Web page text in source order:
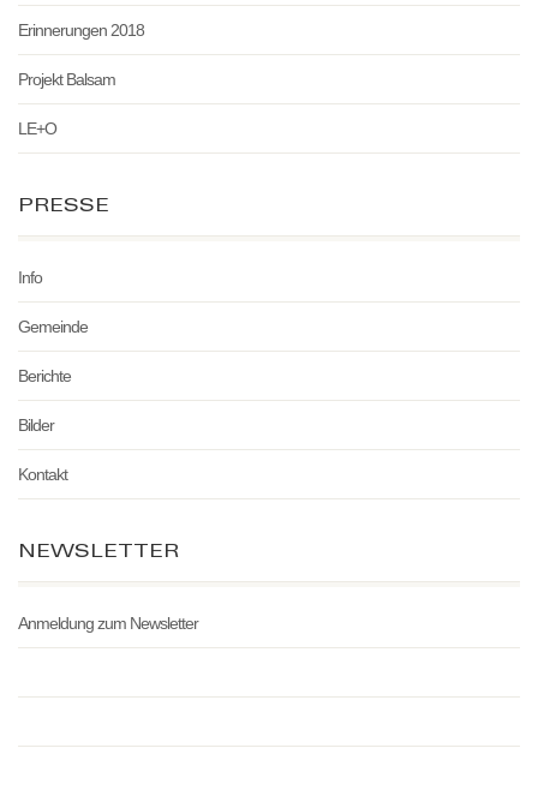
Erinnerungen 2018
Projekt Balsam
LE+O
PRESSE
Info
Gemeinde
Berichte
Bilder
Kontakt
NEWSLETTER
Anmeldung zum Newsletter